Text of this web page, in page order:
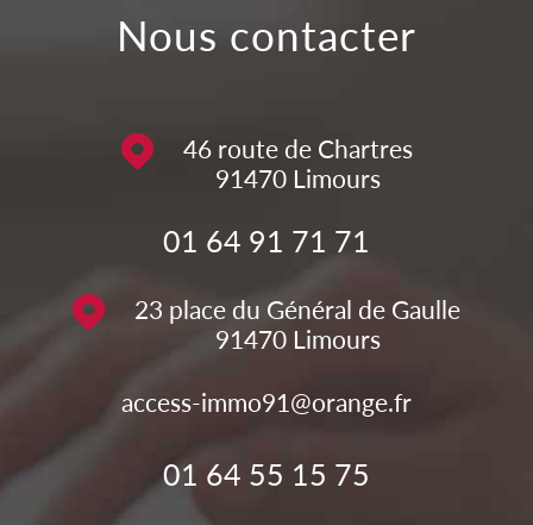
nous contacter
46 route de Chartres
91470 Limours
01 64 91 71 71
23 place du Général de Gaulle
91470 Limours
access-immo91@orange.fr
01 64 55 15 75